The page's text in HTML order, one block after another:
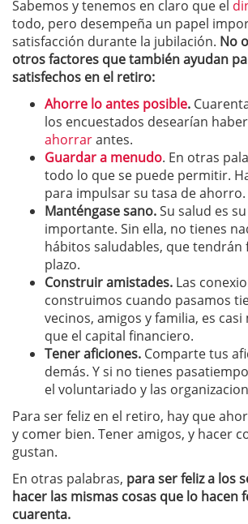
Sabemos y tenemos en claro que el
todo, pero desempeña un papel
satisfacción durante la jubilación. No
otros factores que también ayudan
satisfechos en el retiro:
Ahorre lo antes posible.
los encuestados desearían
ahorrarantes.
Guardar a menudo. En otras
todo lo que se puede permitir.
para impulsar su tasa de ahorro.
Manténgase sano.Su salud es
importante. Sin ella, no tienes
hábitos saludables, que tendrán
plazo.
Construir amistades. Las
construimos cuando pasamos
vecinos, amigos y familia, es
que el capital financiero.
Tener aficiones. Comparte tus
demás. Y si no tienes
el voluntariado y las
Para ser feliz en el retiro, hay que
y comer bien. Tener amigos, y hacer
gustan.
En otras palabras, para ser feliz a los
hacer las mismas cosas que lo hacen
cuarenta.